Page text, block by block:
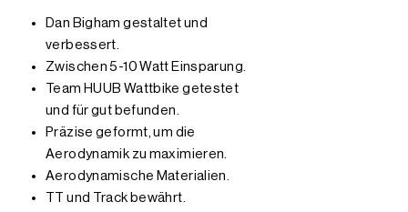
Dan Bigham gestaltet und
verbessert.
Zwischen 5-10 Watt Einsparung.
Team HUUB Wattbike getestet
und für gut befunden.
Präzise geformt, um die
Aerodynamik zu maximieren.
Aerodynamische Materialien.
TT und Track bewährt.